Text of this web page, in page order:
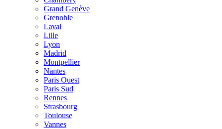
Grand Genève
Grenoble
Laval
Lille
Lyon
Madrid
Montpellier
Nantes
Paris Ouest
Paris Sud
Rennes
Strasbourg
Toulouse
Vannes